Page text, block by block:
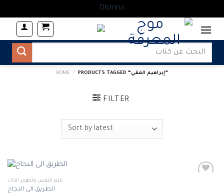
Dismiss
content
Search
HOME / PRODUCTS TAGGED “إبراهيم الفقي”
FILTER
علم النفس وتطوير الذات
الطريق الى النجاح